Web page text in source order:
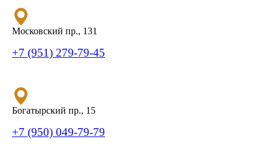
Московский пр., 131
+7 (951) 279-79-45
Богатырский пр., 15
+7 (950) 049-79-79